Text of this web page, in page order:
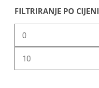
FILTRIRANJE PO CIJENI